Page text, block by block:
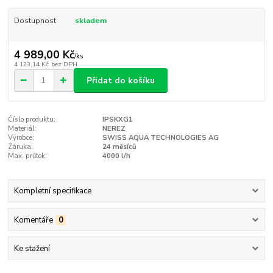
Dostupnost skladem
4 989,00 Kč/ks
4 123,14 Kč bez DPH
Přidat do košíku
Číslo produktu:
IPSKXG1
Materiál:
NEREZ
Výrobce:
SWISS AQUA TECHNOLOGIES AG
Záruka:
24 měsíců
Max. průtok:
4000 l/h
Kompletní specifikace
Komentáře 0
Ke stažení